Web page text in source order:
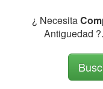
¿ Necesita
Antiguedad